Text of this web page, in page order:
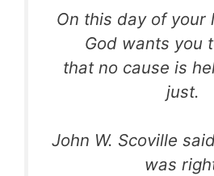
On this day of your
God wants you
that no cause is
just.
John W. Scoville
was